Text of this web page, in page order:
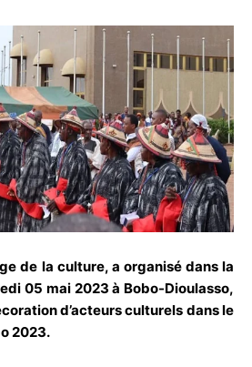
de la culture, a organisé dans la
05 mai 2023 à Bobo-Dioulasso,
d’acteurs culturels dans le
2023.